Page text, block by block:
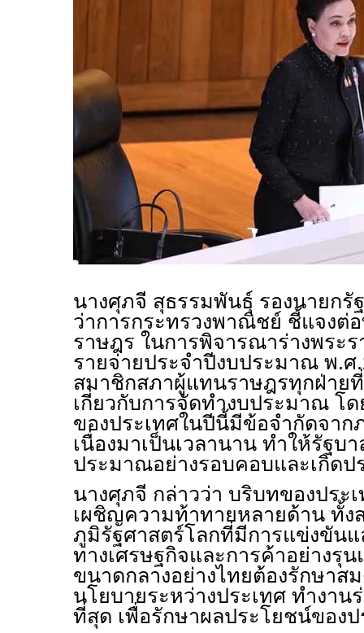
นางศุภจี สุธรรมพันธุ์ รองนายก
ว่าการกระทรวงพาณิชย์ ชี้แจงต่
ราษฎร ในการพิจารณาร่างพร
รายจ่ายประจำปีงบประมาณ พ.
สมาชิกสภาผู้แทนราษฎรทุกฝ่าย
เกี่ยวกับการจัดทำงบประมาณ โ
ของประเทศในปีนี้มีข้อจำกัดจาก
เนื่องมาเป็นเวลานาน ทำให้รัฐบ
ประมาณอย่างรอบคอบและเกิดป
นางศุภจี กล่าวว่า บริบทของประ
เผชิญความท้าทายหลายด้าน ทั้ง
ภูมิรัฐศาสตร์โลกที่มีการแข่งขัน
ทางเศรษฐกิจและการค้าอย่างรุน
ขนาดกลางอย่างไทยต้องรักษาส
นโยบายระหว่างประเทศ ทำงา
ที่สุด เพื่อรักษาผลประโยชน์ของป